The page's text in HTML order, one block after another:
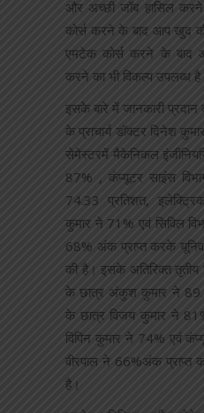
और अच्छी जॉब हासिल
कोर्स करने के बाद आप खुद
एमटेक कोर्स करने के बाद
करने का भी विकल्प उपलब्ध
इसके बारे में जानकारी
के प्राचार्य डॉक्टर दिनेश
सेमेस्टरमें मैकेनिकल
87% , कंप्यूटर साइंस
74.33 प्रतिशत,
कुमार ने 71% एवं सिविल
68% अंक प्राप्त करके
की है। इसके अतिरिक्त
के छात्र अंकुश कुमार ने
के छात्र विजय कुमार ने
विपिन कुमार ने 74% एवं
वीरपाल ने 66%अंक प्राप्त
है।